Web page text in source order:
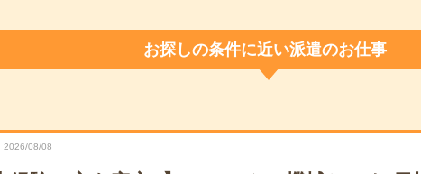
お探しの条件に近い派遣のお仕事
2026/08/08